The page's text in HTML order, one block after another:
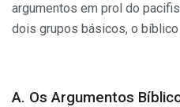
argumentos em prol do
dois grupos básicos, o bíblico
A. Os Argumentos